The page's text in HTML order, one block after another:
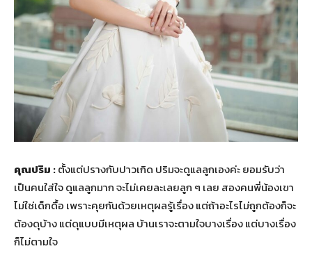
คุณปริม :ตั้งแต่ปรางกับปาวเกิด ปริมจะดูแลลูกเองค่ะ ยอมรับว่า
เป็นคนใส่ใจ ดูแลลูกมาก จะไม่เคยละเลยลูก ๆ เลย สองคนพี่น้องเขา
ไม่ใช่เด็กดื้อ เพราะคุยกันด้วยเหตุผลรู้เรื่อง แต่ถ้าอะไรไม่ถูกต้องก็จะ
ต้องดุบ้าง แต่ดุแบบมีเหตุผล บ้านเราจะตามใจบางเรื่อง แต่บางเรื่อง
ก็ไม่ตามใจ